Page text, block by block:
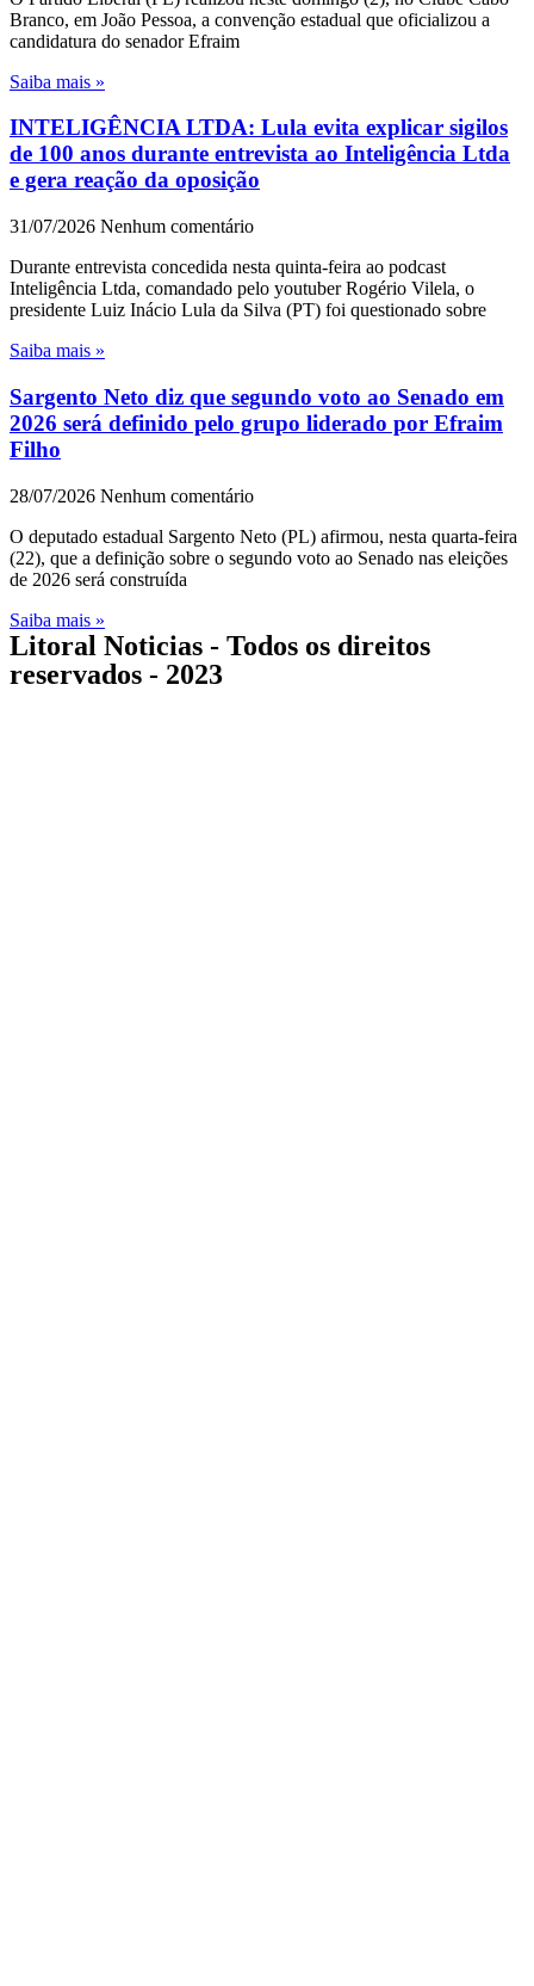
Branco, em João Pessoa, a convenção estadual que oficializou a
candidatura do senador Efraim
Saiba mais »
INTELIGÊNCIA LTDA: Lula evita explicar sigilos
de 100 anos durante entrevista ao Inteligência Ltda
e gera reação da oposição
31/07/2026 Nenhum comentário
Durante entrevista concedida nesta quinta-feira ao podcast
Inteligência Ltda, comandado pelo youtuber Rogério Vilela, o
presidente Luiz Inácio Lula da Silva (PT) foi questionado sobre
Saiba mais »
Sargento Neto diz que segundo voto ao Senado em
2026 será definido pelo grupo liderado por Efraim
Filho
28/07/2026 Nenhum comentário
O deputado estadual Sargento Neto (PL) afirmou, nesta quarta-feira
(22), que a definição sobre o segundo voto ao Senado nas eleições
de 2026 será construída
Saiba mais »
Litoral Noticias - Todos os direitos
reservados - 2023